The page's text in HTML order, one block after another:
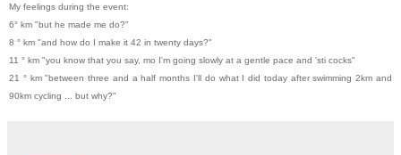
My feelings during the event:
6° km "but he made me do?"
8 ° km "and how do I make it 42 in twenty days?"
11 ° km "you know that you say, mo I'm going slowly at a gentle pace and 'sti cocks"
21 ° km "between three and a half months I'll do what I did today after swimming 2km and
90km cycling ... but why?"